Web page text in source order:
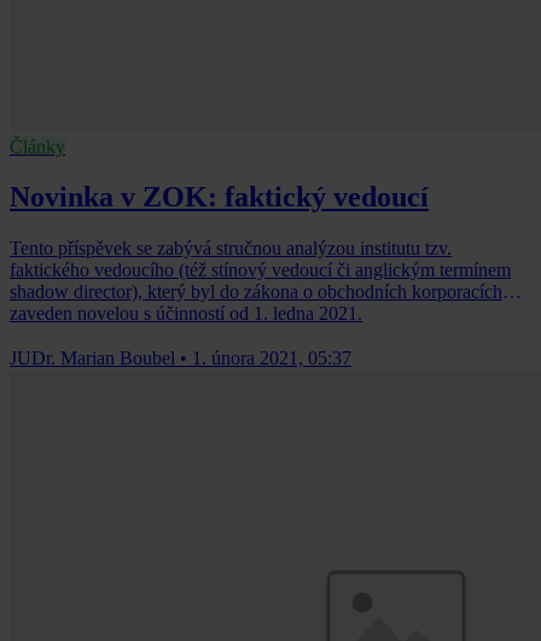
Články
Novinka v ZOK: faktický vedoucí
Tento příspěvek se zabývá stručnou analýzou institutu tzv.
faktického vedoucího (též stínový vedoucí či anglickým termínem
shadow director), který byl do zákona o obchodních korporacích
zaveden novelou s účinností od 1. ledna 2021.
JUDr. Marian Boubel • 1. února 2021, 05:37